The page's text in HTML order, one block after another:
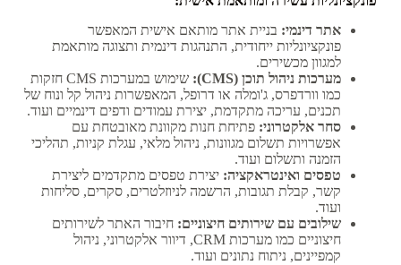
אתר דינמי: בניית אתר מותאם אישית המאפשר
פונקציונליות ייחודית, התנהגות דינמית ותצוגה מותאמת
למגוון מכשירים.
מערכות ניהול תוכן (CMS):
שימוש במערכות CMS חזקות
כמו וורדפרס, ג'ומלה או דרופל, המאפשרות ניהול קל ונוח של
תכנים, עריכה מתקדמת, יצירת עמודים ודפים דינמיים ועוד.
סחר אלקטרוני: פתיחת חנות מקוונת מאובטחת עם
אפשרויות תשלום מגוונות, ניהול מלאי, עגלת קניות, תהליכי
הזמנה ותשלום ועוד.
טפסים ואינטראקציה: יצירת טפסים מתקדמים ליצירת
קשר, קבלת תגובות, הרשמה לניוזלטרים, סקרים, סליחות
ועוד.
שילובים עם שירותים חיצוניים: חיבור האתר לשירותים
חיצוניים כמו מערכות CRM, דיוור אלקטרוני, ניהול
קמפיינים, ניתוח נתונים ועוד.